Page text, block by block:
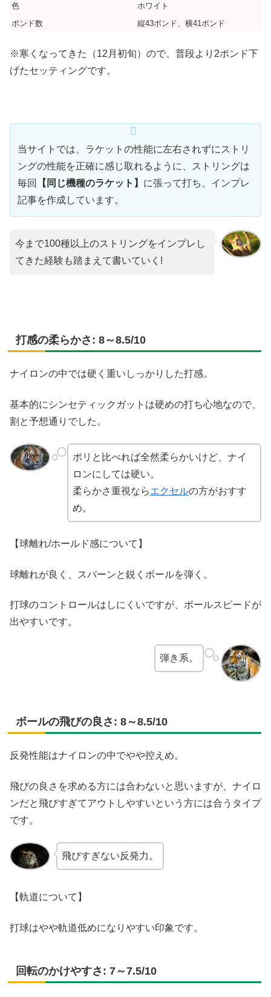
色
ホワイト
ポンド数
縦43ポンド、横41ポンド
※寒くなってきた（12月初旬）ので、普段より2ポンド下
げたセッティングです。
当サイトでは、ラケットの性能に左右されずにストリ
ングの性能を正確に感じ取れるように、ストリングは
毎回
【同じ機種のラケット】 に張って打ち、インプレ
記事を作成しています。
今まで100種以上のストリングをインプレし
てきた経験も踏まえて書いていく!
打感の柔らかさ: 8～8.5/10
ナイロンの中では硬く重いしっかりした打感。
基本的にシンセティックガットは硬めの打ち心地なので、
割と予想通りでした。
ポリと比べれば全然柔らかいけど、ナイ
ロンにしては硬い。
柔らかさ重視ならエクセルの方がおすす
め。
【球離れ/ホールド感について】
球離れが良く、スパーンと鋭くボールを弾く。
打球のコントロールはしにくいですが、ボールスピードが
出やすいです。
弾き系。
ボールの飛びの良さ: 8～8.5/10
反発性能はナイロンの中でやや控えめ。
飛びの良さを求める方には合わないと思いますが、ナイロ
ンだと飛びすぎてアウトしやすいという方には合うタイプ
です。
飛びすぎない反発力。
【軌道について】
打球はやや軌道低めになりやすい印象です。
回転のかけやすさ: 7～7.5/10